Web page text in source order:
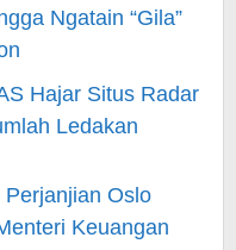
Ngatain “Gila”
Hajar Situs Radar
Ledakan
Oslo
Keuangan